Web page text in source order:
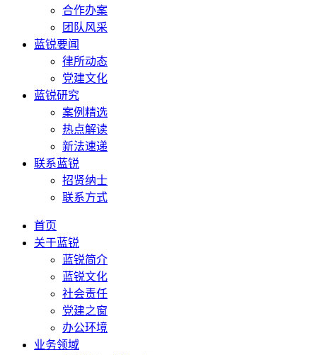
合作办案
团队风采
蓝锐要闻
律所动态
党建文化
蓝锐研究
案例精选
热点解读
新法速递
联系蓝锐
招贤纳士
联系方式
首页
关于蓝锐
蓝锐简介
蓝锐文化
社会责任
党建之窗
办公环境
业务领域